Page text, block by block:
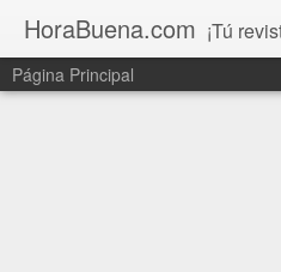
HoraBuena.com ¡Tú
Página Principal